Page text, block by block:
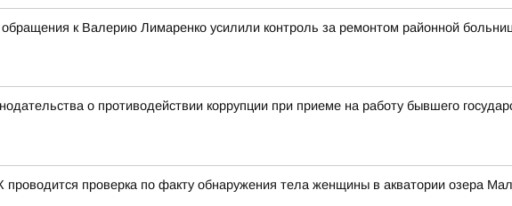
к Валерию Лимаренко усилили контроль за ремонтом районной
о противодействии коррупции при приеме на работу бывшего
проверка по факту обнаружения тела женщины в акватории озера